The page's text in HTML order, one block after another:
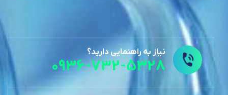
نیاز به راهنمایی دارید؟
0936-732-5328